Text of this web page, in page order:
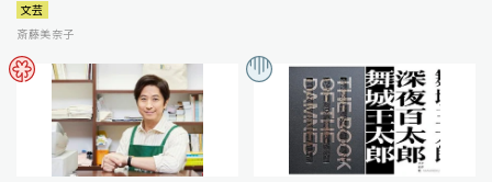
文芸
斎藤美奈子